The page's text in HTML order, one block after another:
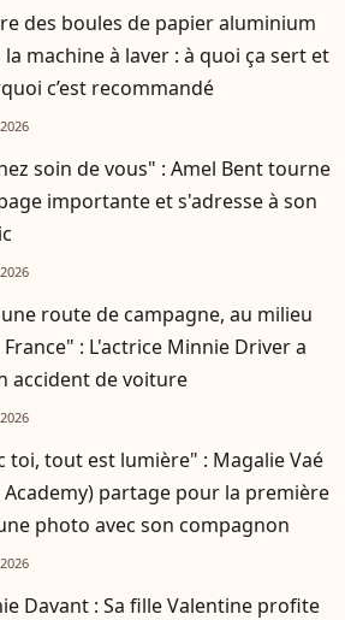
des boules de papier aluminium
la machine à laver : à quoi ça sert et
c’est recommandé
soin de vous" : Amel Bent tourne
importante et s'adresse à son
route de campagne, au milieu
France" : L'actrice Minnie Driver a
accident de voiture
toi, tout est lumière" : Magalie Vaé
Academy) partage pour la première
photo avec son compagnon
Davant : Sa fille Valentine profite